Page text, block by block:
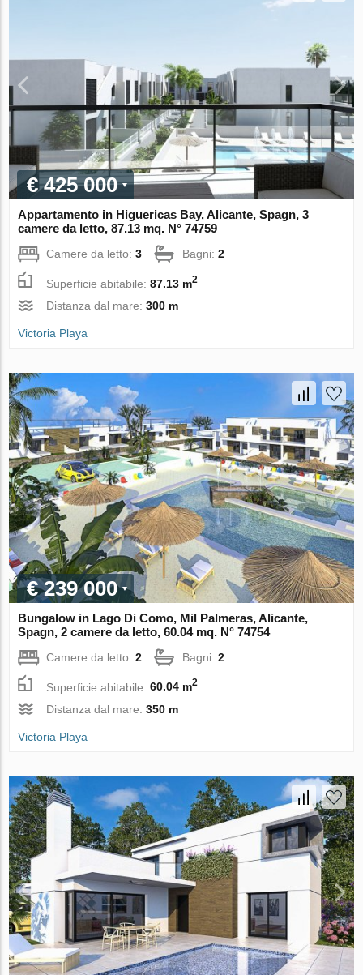
€ 425 000
Appartamento in Higuericas Bay, Alicante, Spagn, 3
camere da letto, 87.13 mq. N° 74759
Camere da letto:3 Bagni:2
Superficie abitabile:87.13 m2
Distanza dal mare:300 m
Victoria Playa
€ 239 000
Bungalow in Lago Di Como, Mil Palmeras, Alicante,
Spagn, 2 camere da letto, 60.04 mq. N° 74754
Camere da letto:2 Bagni:2
Superficie abitabile:60.04 m2
Distanza dal mare:350 m
Victoria Playa